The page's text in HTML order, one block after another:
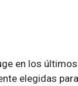
en los
elegidas